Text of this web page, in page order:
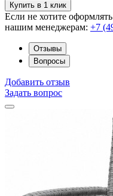
Купить в 1 клик
Если не хотите
нашим менеджерам: +7
Отзывы
Вопросы
Добавить отзыв
Задать вопрос